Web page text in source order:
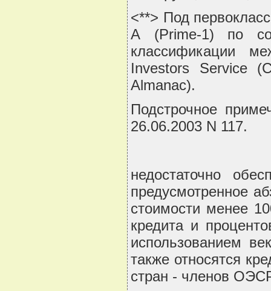
<**> Под
А (Prime-1) по
классификации
Investors Service
Almanac).
Подстрочное
26.06.2003 N 117.
недостаточно
предусмотренное
стоимости менее
кредита и
использованием
также относятся
стран - членов